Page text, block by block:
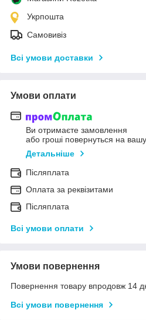
Укрпошта
Самовивіз
Всі умови доставки
Умови оплати
Ви отримаєте замовлення
або гроші повернуться на
Детальніше
Післяплата
Оплата за реквізитами
Післяплата
Всі умови оплати
Умови повернення
Повернення товару впродовж 14
Всі умови повернення